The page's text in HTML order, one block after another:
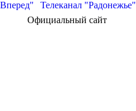
Телеканал "Радонежье"
Официальный сайт